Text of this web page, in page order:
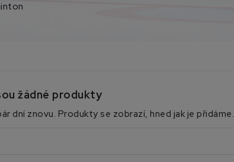
žádné produkty
dní znovu. Produkty se zobrazí, hned jak je přidáme.